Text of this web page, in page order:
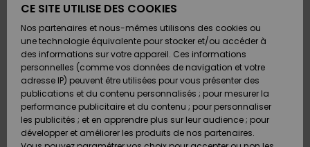
Chaussures
& Tongs
Surf
Chaussures
& Tongs
Surf
FEMME
A
Découvrir
Snow
SURF
Surf
Shop
Enfant
Highlights
Communauté
SNOW
Snow
Shop
Enfant
Snow
Shop
Femme
OUTLET
Enfant
Outlet
Femme
Retours
Paiement
Carte
Cadeau
CE SITE UTILISE DES COOKIES
Nos partenaires et nous-mêmes utilisons des cookies ou
une technologie équivalente pour stocker et/ou accéder à
des informations sur votre appareil. Ces informations
personnelles (comme vos données de navigation et votre
adresse IP) peuvent être utilisées pour vous présenter des
publications et du contenu personnalisés ; pour mesurer la
performance publicitaire et du contenu ; pour personnaliser
les publicités ; et en apprendre plus sur leur audience ; pour
développer et améliorer les produits de nos partenaires.